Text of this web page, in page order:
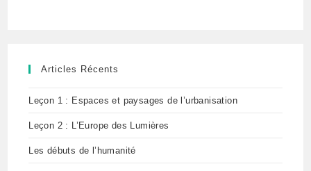
Articles Récents
Leçon 1 : Espaces et paysages de l’urbanisation
Leçon 2 : L’Europe des Lumières
Les débuts de l’humanité